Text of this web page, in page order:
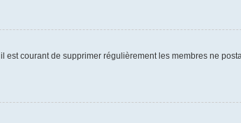
est courant de supprimer régulièrement les membres ne